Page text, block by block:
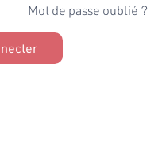
Mot de passe oublié ?